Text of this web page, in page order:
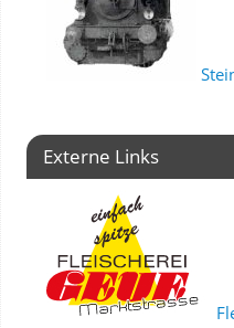
Externe Links